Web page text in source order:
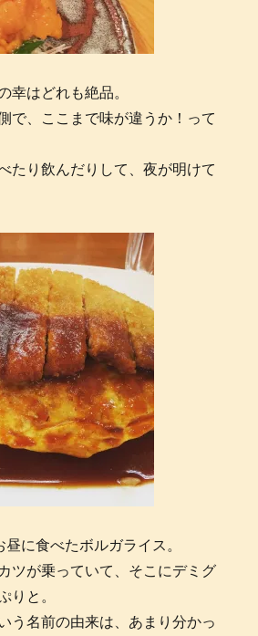
幸はどれも絶品。
で、ここまで味が違うか！って
たり飲んだりして、夜が明けて
に食べたボルガライス。
ツが乗っていて、そこにデミグ
りと。
う名前の由来は、あまり分かっ